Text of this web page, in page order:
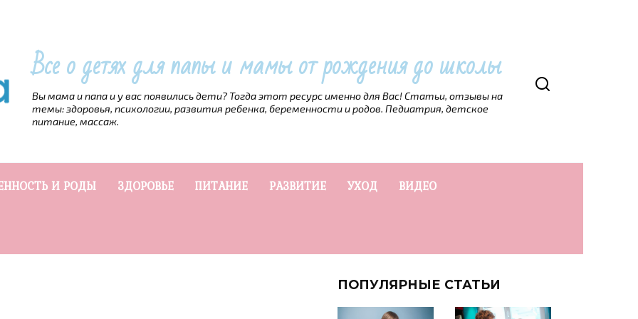
Все о детях для папы и мамы от рождения до школы
Вы мама и папа и у вас появились дети? Тогда этот ресурс именно для Вас! Статьи, отзывы на
темы: здоровья, психологии, развития ребенка, беременности и родов. Педиатрия, детское
питание, массаж.
И РОДЫ ЗДОРОВЬЕ ПИТАНИЕ РАЗВИТИЕ УХОД ВИДЕО
ПОПУЛЯРНЫЕ СТАТЬИ